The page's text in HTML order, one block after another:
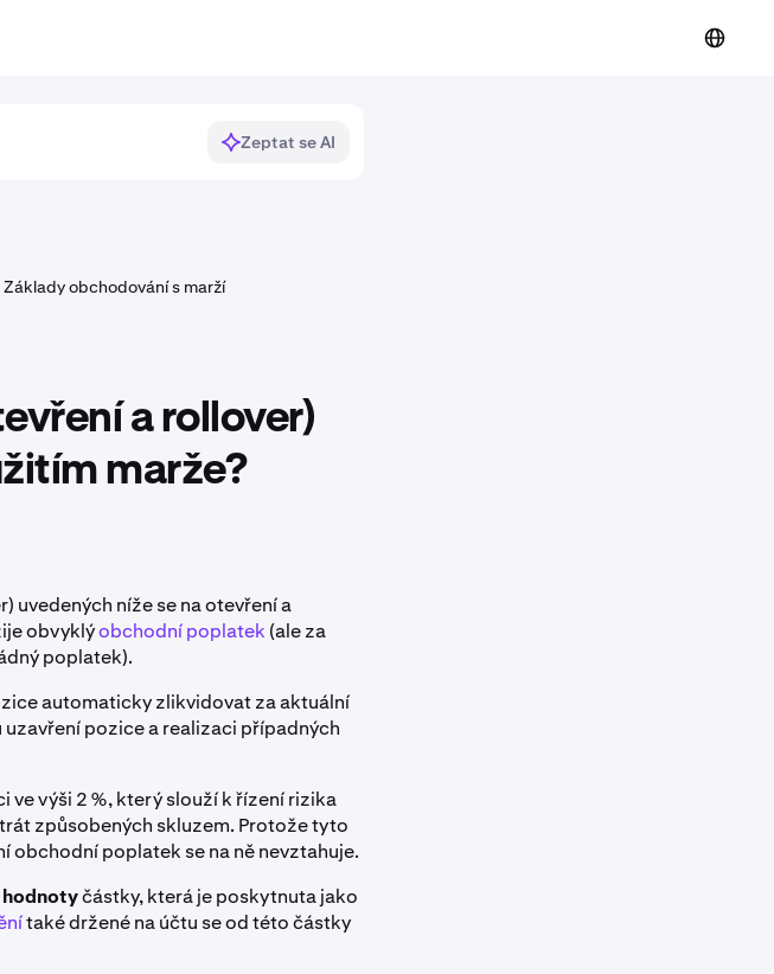
Zeptat se AI
Základy obchodování s marží
a rollover)
marže?
uvedených níže se na otevření a
obvyklýobchodní poplatek (ale za
poplatek).
automaticky zlikvidovat za aktuální
pozice a realizaci případných
výši 2 %, který slouží k řízení rizika
způsobených skluzem. Protože tyto
poplatek se na ně nevztahuje.
částky, která je poskytnuta jako
také držené na účtu se od této částky